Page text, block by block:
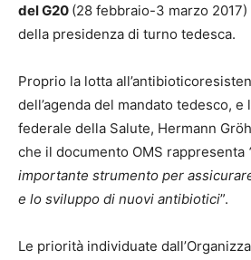
del G20 (28 febbraio-3 marzo 2017)
della presidenza di turno tedesca.
Proprio la lotta
dell’agenda del mandato tedesco,
federale della Salute, Hermann
che il documento OMS rappresenta
importante strumento per
e lo sviluppo di nuovi antibiotici”.
Le priorità individuate